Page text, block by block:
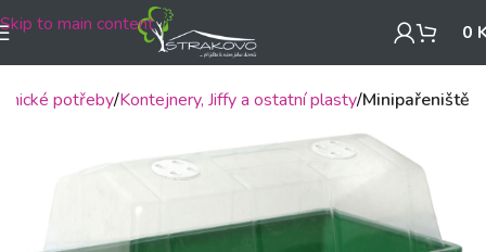
Skip to main content 0
potřeby Kontejnery, Jiffy a ostatní plasty Minipařeniště